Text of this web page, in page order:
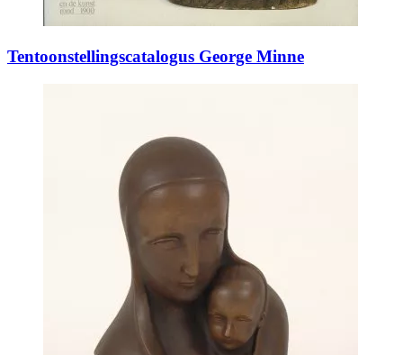
Tentoonstellingscatalogus George Minne